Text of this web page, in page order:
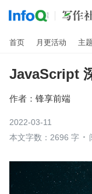
首页 月更活动 主
JavaScript
作者： 锋享前端
2022-03-11
本文字数：2696 字